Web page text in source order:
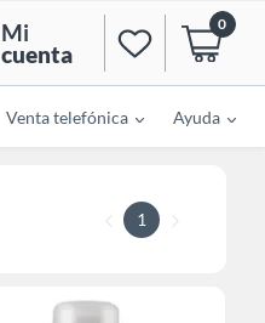
Mi
cuenta
0
Venta telefónica Ayuda
1